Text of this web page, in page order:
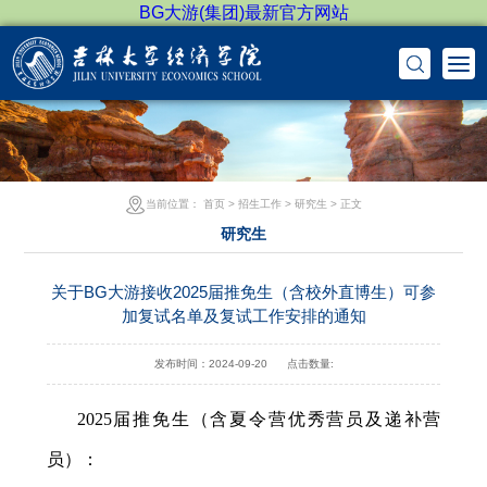
BG大游(集团)最新官方网站
当前位置： 首页> 招生工作> 研究生 > 正文
研究生
关于BG大游接收2025届推免生（含校外直博生）可参
加复试名单及复试工作安排的通知
发布时间：2024-09-20 点击数量:
2025届推免生（含夏令营优秀营员及递补营
员）：